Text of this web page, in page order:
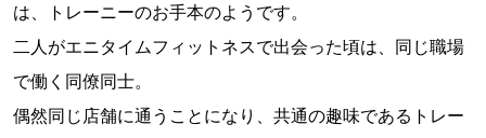
は、トレーニーのお手本のようです。
二人がエニタイムフィットネスで出会った頃は、同じ職場
で働く同僚同士。
偶然同じ店舗に通うことになり、共通の趣味であるトレー